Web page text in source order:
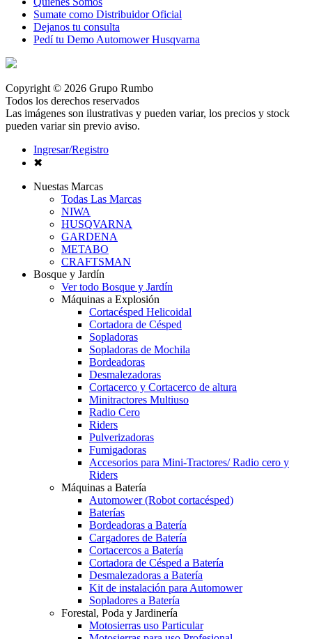
Sumate como Distribuidor Oficial
Dejanos tu consulta
Pedí tu Demo Automower Husqvarna
Copyright © 2026 Grupo Rumbo
Todos los derechos reservados
Las imágenes son ilustrativas y pueden variar, los precios y stock
pueden variar sin previo aviso.
Ingresar/Registro
✖
Nuestas Marcas
Todas Las Marcas
NIWA
HUSQVARNA
GARDENA
METABO
CRAFTSMAN
Bosque y Jardín
Ver todo Bosque y Jardín
Máquinas a Explosión
Cortacésped Helicoidal
Cortadora de Césped
Sopladoras
Sopladoras de Mochila
Bordeadoras
Desmalezadoras
Cortacerco y Cortacerco de altura
Minitractores Multiuso
Radio Cero
Riders
Pulverizadoras
Fumigadoras
Accesorios para Mini-Tractores/ Radio cero y
Riders
Máquinas a Batería
Automower (Robot cortacésped)
Baterías
Bordeadoras a Batería
Cargadores de Batería
Cortacercos a Batería
Cortadora de Césped a Batería
Desmalezadoras a Batería
Kit de instalación para Automower
Sopladores a Batería
Forestal, Poda y Jardinería
Motosierras uso Particular